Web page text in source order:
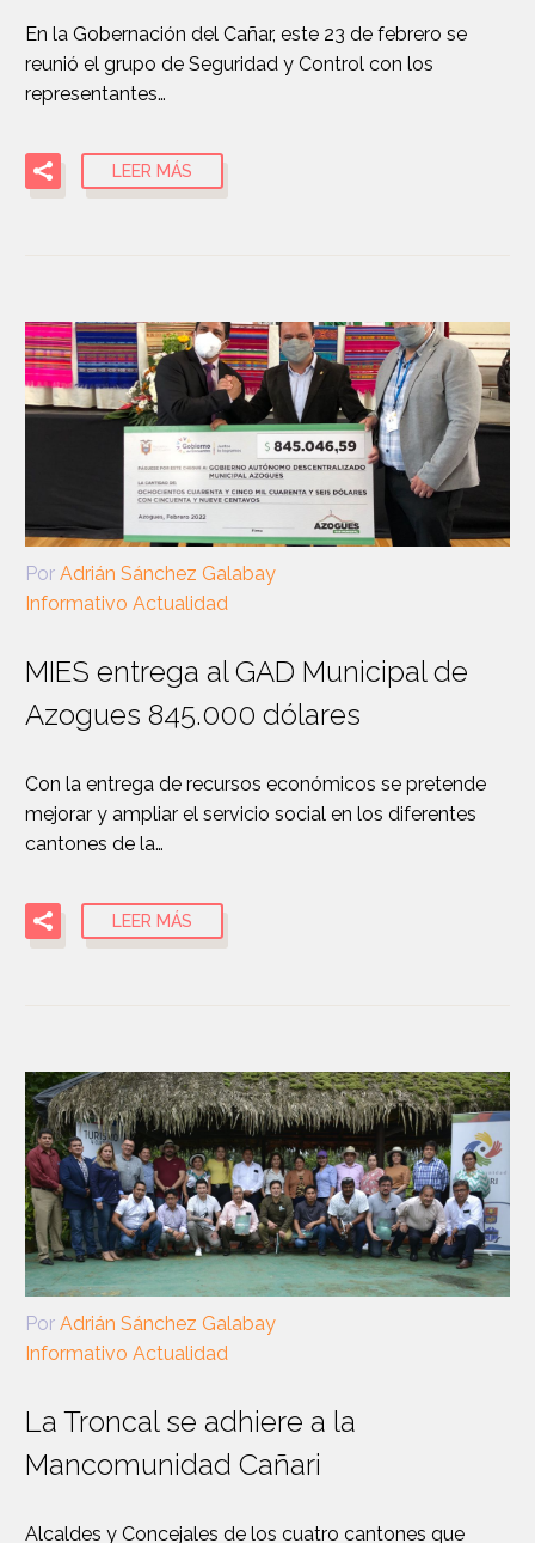
En la Gobernación del Cañar, este 23 de febrero se
reunió el grupo de Seguridad y Control con los
representantes…
LEER MÁS
Por Adrián Sánchez Galabay
Informativo Actualidad
MIES entrega al GAD Municipal de
Azogues 845.000 dólares
Con la entrega de recursos económicos se pretende
mejorar y ampliar el servicio social en los diferentes
cantones de la…
LEER MÁS
Por Adrián Sánchez Galabay
Informativo Actualidad
La Troncal se adhiere a la
Mancomunidad Cañari
Alcaldes y Concejales de los cuatro cantones que